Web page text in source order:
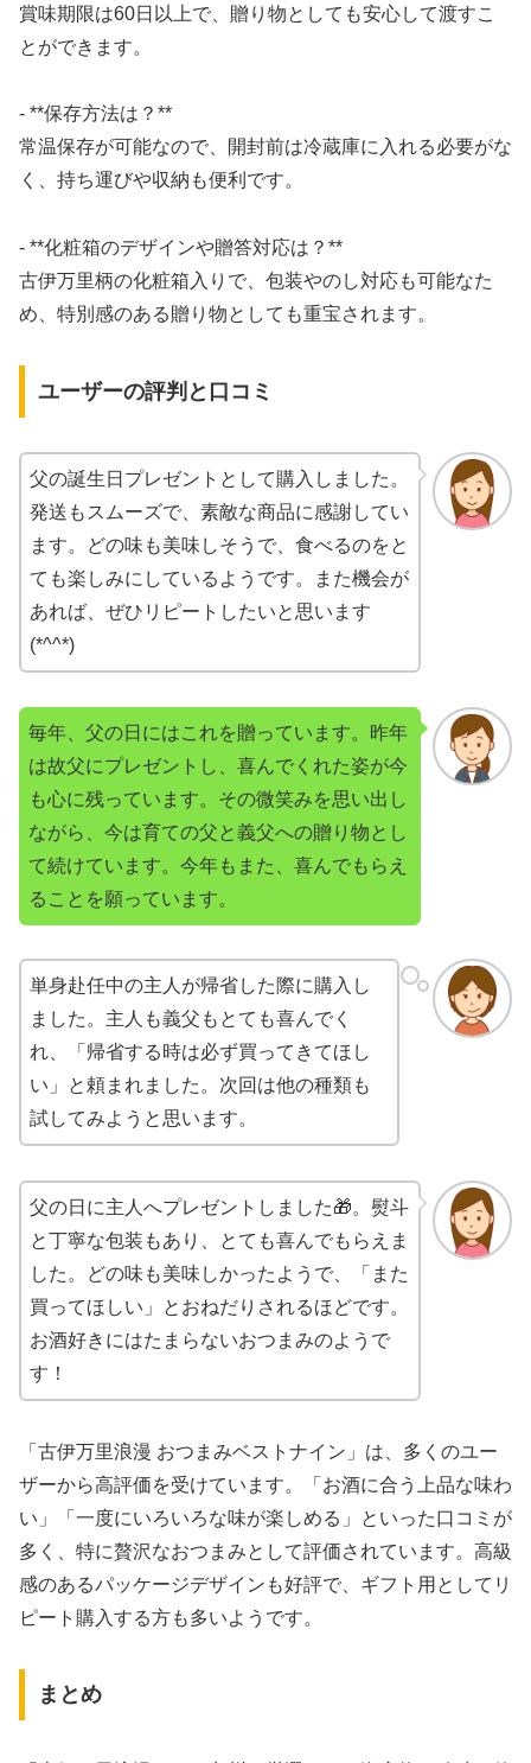
賞味期限は60日以上で、贈り物としても安心して渡すこ
とができます。
- **保存方法は？**
常温保存が可能なので、開封前は冷蔵庫に入れる必要がな
く、持ち運びや収納も便利です。
- **化粧箱のデザインや贈答対応は？**
古伊万里柄の化粧箱入りで、包装やのし対応も可能なた
め、特別感のある贈り物としても重宝されます。
ユーザーの評判と口コミ
父の誕生日プレゼントとして購入しました。
発送もスムーズで、素敵な商品に感謝してい
ます。どの味も美味しそうで、食べるのをと
ても楽しみにしているようです。また機会が
あれば、ぜひリピートしたいと思います
(*^^*)
毎年、父の日にはこれを贈っています。昨年
は故父にプレゼントし、喜んでくれた姿が今
も心に残っています。その微笑みを思い出し
ながら、今は育ての父と義父への贈り物とし
て続けています。今年もまた、喜んでもらえ
ることを願っています。
単身赴任中の主人が帰省した際に購入し
ました。主人も義父もとても喜んでく
れ、「帰省する時は必ず買ってきてほし
い」と頼まれました。次回は他の種類も
試してみようと思います。
父の日に主人へプレゼントしました🎁。熨斗
と丁寧な包装もあり、とても喜んでもらえま
した。どの味も美味しかったようで、「また
買ってほしい」とおねだりされるほどです。
お酒好きにはたまらないおつまみのようで
す！
「古伊万里浪漫 おつまみベストナイン」は、多くのユー
ザーから高評価を受けています。「お酒に合う上品な味わ
い」「一度にいろいろな味が楽しめる」といった口コミが
多く、特に贅沢なおつまみとして評価されています。高級
感のあるパッケージデザインも好評で、ギフト用としてリ
ピート購入する方も多いようです。
まとめ